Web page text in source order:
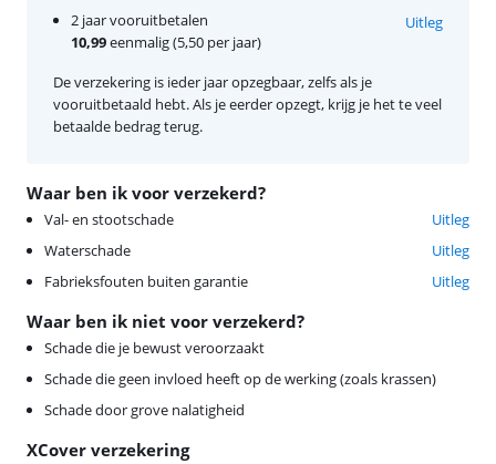
Waar ben ik voor verzekerd?
Val- en stootschade
Uitleg
Waterschade
Uitleg
Fabrieksfouten buiten garantie
Uitleg
Waar ben ik niet voor verzekerd?
Schade die je bewust veroorzaakt
Schade die geen invloed heeft op de werking (zoals krassen)
Schade door grove nalatigheid
XCover verzekering
2 jaar vooruitbetalen
10,99eenmalig (5,50 per jaar)
Uitleg
De verzekering is ieder jaar opzegbaar, zelfs als je
vooruitbetaald hebt. Als je eerder opzegt, krijg je het te veel
betaalde bedrag terug.